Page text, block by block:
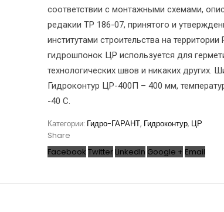
соответствии с монтажными схемами,
редакии ТР 186-07, принятого и
институтами строительства на
гидрошпонок ЦР используется для
технологических швов и никаких других.
Гидроконтур ЦР-400П – 400 мм,
-40 С.
Категории: Гидро-ГАРАНТ, Гидроконтур, ЦР
Share
Facebook Twitter LinkedIn Google + Email